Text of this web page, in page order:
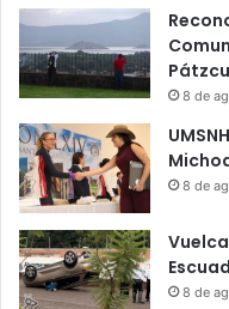
8 de
8 de
8 de